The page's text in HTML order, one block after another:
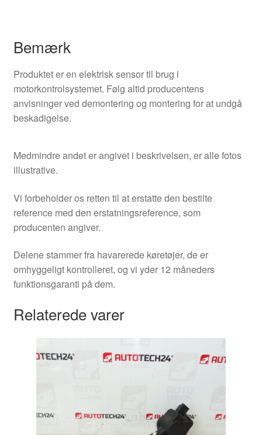
Bemærk
Produktet er en elektrisk sensor til brug i
motorkontrolsystemet. Følg altid producentens
anvisninger ved demontering og montering for at undgå
beskadigelse.
Medmindre andet er angivet i beskrivelsen, er alle fotos
illustrative.
Vi forbeholder os retten til at erstatte den bestilte
reference med den erstatningsreference, som
producenten angiver.
Delene stammer fra havarerede køretøjer, de er
omhyggeligt kontrolleret, og vi yder 12 måneders
funktionsgaranti på dem.
Relaterede varer